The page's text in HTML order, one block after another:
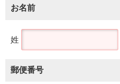
お名前
姓
郵便番号